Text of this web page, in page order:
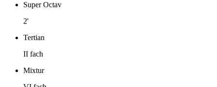
Super Octav
2'
Tertian
II fach
Mixtur